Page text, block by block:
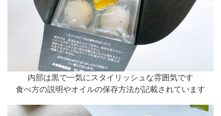
内部は黒で一気にスタイリッシュな雰囲気です
食べ方の説明やオイルの保存方法が記載されています